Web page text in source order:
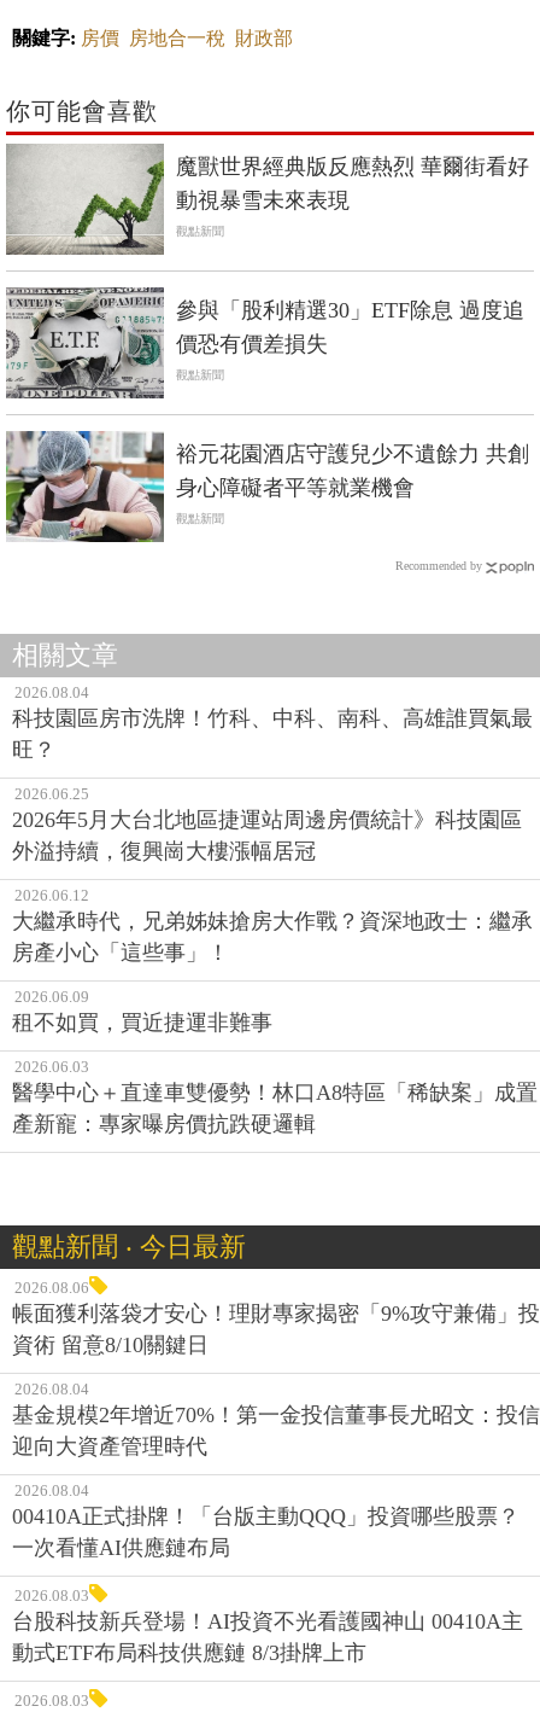
關鍵字: 房價 房地合一稅 財政部
你可能會喜歡
魔獸世界經典版反應熱烈 華爾街看好
動視暴雪未來表現
觀點新聞
參與「股利精選30」ETF除息 過度追
價恐有價差損失
觀點新聞
裕元花園酒店守護兒少不遺餘力 共創
身心障礙者平等就業機會
觀點新聞
Recommended by
相關文章
2026.08.04
科技園區房市洗牌！竹科、中科、南科、高雄誰買氣最
旺？
2026.06.25
2026年5月大台北地區捷運站周邊房價統計》科技園區
外溢持續，復興崗大樓漲幅居冠
2026.06.12
大繼承時代，兄弟姊妹搶房大作戰？資深地政士：繼承
房產小心「這些事」！
2026.06.09
租不如買，買近捷運非難事
2026.06.03
醫學中心＋直達車雙優勢！林口A8特區「稀缺案」成置
產新寵：專家曝房價抗跌硬邏輯
觀點新聞 ‧ 今日最新
2026.08.06
帳面獲利落袋才安心！理財專家揭密「9%攻守兼備」投
資術 留意8/10關鍵日
2026.08.04
基金規模2年增近70%！第一金投信董事長尤昭文：投信
迎向大資產管理時代
2026.08.04
00410A正式掛牌！「台版主動QQQ」投資哪些股票？
一次看懂AI供應鏈布局
2026.08.03
台股科技新兵登場！AI投資不光看護國神山 00410A主
動式ETF布局科技供應鏈 8/3掛牌上市
2026.08.03